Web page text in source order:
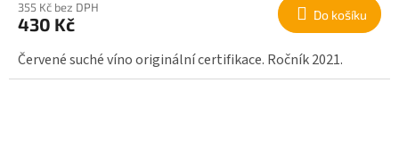
355 Kč bez DPH
430 Kč Do košíku
Červené suché víno originální certifikace. Ročník 2021.